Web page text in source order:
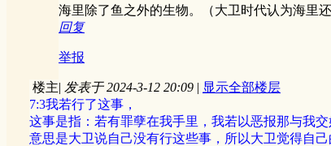
海里除了鱼之外的生物。（大卫时代认为海里
回复
举报
楼主| 发表于 2024-3-12 20:09 | 显示全部楼层
7:3我若行了这事，
这事是指：若有罪孽在我手里，我若以恶报那与我交
意思是大卫说自己没有行这些事，所以大卫觉得自己